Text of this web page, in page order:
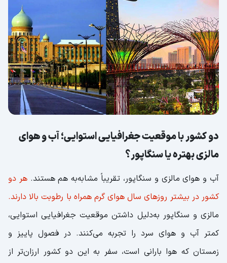
سنگاپور؛ مراکز خرید لوکس
رسوخ فرهنگ مالایی در هر دو کشور
چشیدن طعم‌های متفاوت؛ غذاهای مالزی بهتره یا
سنگاپور؟
تجربه اقامت در بهترین هتل‌های آسیای با سفر این
دو کشور
جدولی برای مقایسه مالزی و سنگاپور
دو کشور با موقعیت جغرافیایی استوایی؛ آب و هوای
مالزی بهتره یا سنگاپور؟
آب و هوای مالزی و سنگاپور، تقریباً مشابه‌به هم هستند.هر دو
کشور در بیشتر روزهای سال هوای گرم همراه با رطوبت بالا دارند.
مالزی و سنگاپور به‌دلیل داشتن موقعیت جغرافیایی استوایی،
کمتر آب و هوای سرد را تجربه می‌کنند. در فصول پاییز و
زمستان که هوا بارانی است، سفر به این دو کشور ارزان‌تر از